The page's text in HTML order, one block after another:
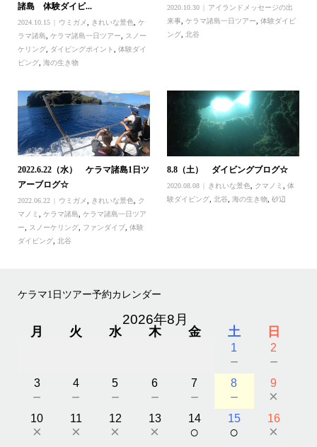
諸島 体験ダイビ...
2024.10.15 ウミガメ きれいな景色
ケ
ラマ諸島
ケラマ諸島一日ツアー
スノー
ケリング, ダイビングポイント
体験ダイ
ビング, 海の生き物
2020.10.30
アイランドメッセージの出
来事 ,ケラマ諸島一日ツアー ,体験ダイビ
ング ,北谷
2022.6.22（水） ケラマ諸島1日ツ
アーブログ☆
2022.06.22 ウミガメ きれいな景色
ク
マノミ
ケラマ諸島
ケラマ諸島一日ツア
ー
スノーケリング, ファンダイブ, 体験
ダイビング, 北谷
8.8（土） ダイビングブログ☆
2020.08.08 きれいな景色 クマノミ ,体
験ダイビング ,北谷 ,海の生き物 ,砂辺
ケラマ1日ツアー予約カレンダー
2026年8月
月 火 水 木 金 土 日
1
－
2
－
3
－
4
－
5
－
6
－
7
－
8
－
9
×
10
×
11
×
12
×
13
×
14
○
15
○
16
×